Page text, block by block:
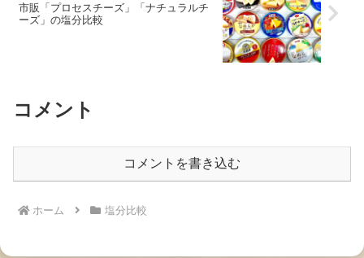
市販「プロセスチーズ」「ナチュラルチ
ーズ」の塩分比較
コメント
コメントを書き込む
ホーム 塩分比較